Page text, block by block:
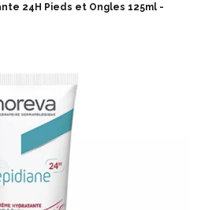
24H Pieds et Ongles 125ml -